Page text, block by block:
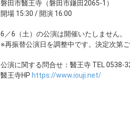
磐田市醫王寺（磐田市鎌田2065-1）
開場 15:30 / 開演 16:00
6／6（土）の公演は開催いたしません。
※再振替公演日を調整中です。決定次第ご
公演に関する問合せ：醫王寺 TEL 0538-
醫王寺HP https://www.iouji.net/